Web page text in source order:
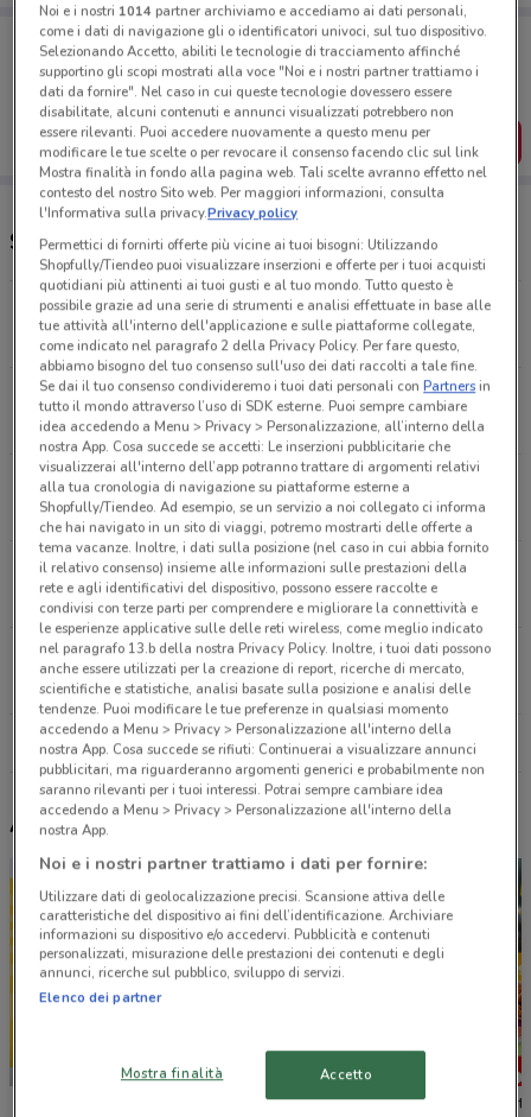
Porta DoveConviene sempre con te!
Puoi trovare le migliori offerte dei negozi vicino a te,
salvarle e creare la tua lista del risparmio, comodamente
dal tuo cellulare.
SCARICA L’APP
Supermercati e orari Tigros
Via Cavour, 59 San Giuliano Milanese
4 km
Via Cavour, 59 San Giuliano Milanese
4.1 km
APERTO
Via Enrico Fermi, 8 Mulazzano
9.1 km
APERTO
Via don lorenzo Milani, 1 Locate Di Triulzi
10.4 km
APERTO
Via Cagliero, 14/A Milano
11.1 km
APERTO
Tutti i negozi Tigros
Altri volantini nelle vicinanze
-3 GIORNI
Iper La grande i Bennet
Noi e i nostri 1014partner archiviamo e accediamo ai dati personali,
come i dati di navigazione gli o identificatori univoci, sul tuo dispositivo.
Selezionando Accetto, abiliti le tecnologie di tracciamento affinché
supportino gli scopi mostrati alla voce "Noi e i nostri partner trattiamo i
dati da fornire". Nel caso in cui queste tecnologie dovessero essere
disabilitate, alcuni contenuti e annunci visualizzati potrebbero non
essere rilevanti. Puoi accedere nuovamente a questo menu per
modificare le tue scelte o per revocare il consenso facendo clic sul link
Mostra finalità in fondo alla pagina web. Tali scelte avranno effetto nel
contesto del nostro Sito web. Per maggiori informazioni, consulta
l'Informativa sulla privacy.Privacy policy
Permettici di fornirti offerte più vicine ai tuoi bisogni: Utilizzando
Shopfully/Tiendeo puoi visualizzare inserzioni e offerte per i tuoi acquisti
quotidiani più attinenti ai tuoi gusti e al tuo mondo. Tutto questo è
possibile grazie ad una serie di strumenti e analisi effettuate in base alle
tue attività all'interno dell'applicazione e sulle piattaforme collegate,
come indicato nel paragrafo 2 della Privacy Policy. Per fare questo,
abbiamo bisogno del tuo consenso sull'uso dei dati raccolti a tale fine.
Se dai il tuo consenso condivideremo i tuoi dati personali conPartnersin
tutto il mondo attraverso l’uso di SDK esterne. Puoi sempre cambiare
idea accedendo a Menu > Privacy > Personalizzazione, all’interno della
nostra App. Cosa succede se accetti: Le inserzioni pubblicitarie che
visualizzerai all'interno dell’app potranno trattare di argomenti relativi
alla tua cronologia di navigazione su piattaforme esterne a
Shopfully/Tiendeo. Ad esempio, se un servizio a noi collegato ci informa
che hai navigato in un sito di viaggi, potremo mostrarti delle offerte a
tema vacanze. Inoltre, i dati sulla posizione (nel caso in cui abbia fornito
il relativo consenso) insieme alle informazioni sulle prestazioni della
rete e agli identificativi del dispositivo, possono essere raccolte e
condivisi con terze parti per comprendere e migliorare la connettività e
le esperienze applicative sulle delle reti wireless, come meglio indicato
nel paragrafo 13.b della nostra Privacy Policy. Inoltre, i tuoi dati possono
anche essere utilizzati per la creazione di report, ricerche di mercato,
scientifiche e statistiche, analisi basate sulla posizione e analisi delle
tendenze. Puoi modificare le tue preferenze in qualsiasi momento
accedendo a Menu > Privacy > Personalizzazione all'interno della
nostra App. Cosa succede se rifiuti: Continuerai a visualizzare annunci
pubblicitari, ma riguarderanno argomenti generici e probabilmente non
saranno rilevanti per i tuoi interessi. Potrai sempre cambiare idea
accedendo a Menu > Privacy > Personalizzazione all'interno della
nostra App.
Noi e i nostri partner trattiamo i dati per fornire:
Utilizzare dati di geolocalizzazione precisi. Scansione attiva delle
caratteristiche del dispositivo ai fini dell’identificazione. Archiviare
informazioni su dispositivo e/o accedervi. Pubblicità e contenuti
personalizzati, misurazione delle prestazioni dei contenuti e degli
annunci, ricerche sul pubblico, sviluppo di servizi.
Elenco dei partner
Mostra finalità Accetto